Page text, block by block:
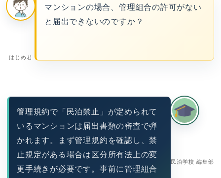
はじめ君
マンションの場合、管理組合の許可がない
と届出できないのですか？
民泊学校 編集部
管理規約で「民泊禁止」が定められて
いるマンションは届出書類の審査で弾
かれます。まず管理規約を確認し、禁
止規定がある場合は区分所有法上の変
更手続きが必要です。事前に管理組合